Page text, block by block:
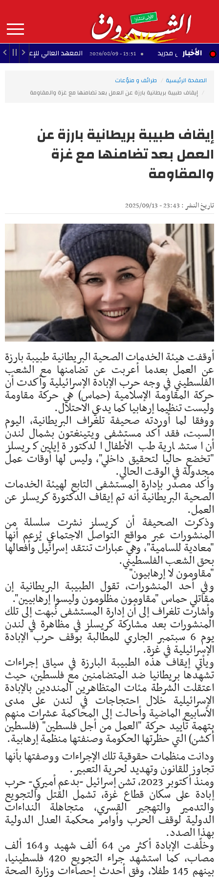
contenu
principal
MAIN
NAVIGATION الأخبار
مدريد 13:51 - 2026/08/09 المعهد العالي للإعلامية بأريانة
الصفحة الرئيسية
طرائف و منوّعات
إيقاف طبيبة بريطانية بارزة عن العمل بعد تضامنها مع غزة والمقاومة
إيقاف طبيبة بريطانية بارزة عن
العمل بعد تضامنها مع غزة
والمقاومة
تاريخ النشر : 23:43 - 2025/09/13
أوقفت هيئة الخدمات الصحية البريطانية طبيبة بارزة
عن العمل بعدما أعربت عن تضامنها مع الشعب
الفلسطيني في وجه حرب الإبادة الإسرائيلية وأكدت أن
حركة المقاومة الإسلامية (حماس) هي حركة مقاومة
وليست تنظيما إرهابيا كما يدعي الاحتلال.
ووفقا لما أوردته صحيفة تلغراف البريطانية، اليوم
السبت، فقد أكد مستشفى ويتينغتون بشمال لندن
أن استشارية طب الأطفال الدكتورة إيلين كريسلز
"تخضع حاليا لتحقيق داخلي"، وليس لها أوقات عمل
مجدولة في الوقت الحالي.
وأكد مصدر بإدارة المستشفى التابع لهيئة الخدمات
الصحية البريطانية أنه تم إيقاف الدكتورة كريسلز عن
العمل.
وذكرت الصحيفة أن كريسلز نشرت سلسلة من
المنشورات عبر مواقع التواصل الاجتماعي يُزعم أنها
"معادية للسامية"، وهي عبارات تنتقد إسرائيل وأفعالها
بحق الشعب الفلسطيني.
"مقاومون لا إرهابيون"
وفي أحد المنشورات، تقول الطبيبة البريطانية إن
مقاتلي حماس "مقاومون مظلومون وليسوا إرهابيين".
وأشارت تلغراف إلى أن إدارة المستشفى نُبهت إلى تلك
المنشورات بعد مشاركة كريسلز في مظاهرة في لندن
يوم 6 سبتمبر الجاري للمطالبة بوقف حرب الإبادة
الإسرائيلية في غزة.
ويأتي إيقاف هذه الطبيبة البارزة في سياق إجراءات
تشهدها بريطانيا ضد المتضامنين مع فلسطين، حيث
اعتقلت الشرطة مئات المتظاهرين المنددين بالإبادة
الإسرائيلية خلال احتجاجات في لندن على مدى
الأسابيع الماضية وأحالت إلى المحاكمة عشرات منهم
بتهمة تأييد حركة "العمل من أجل فلسطين" (فلسطين
أكشن) التي حظرتها الحكومة وصنفتها منظمة إرهابية.
ودانت منظمات حقوقية تلك الإجراءات ووصفتها بأنها
تجاوز للقانون وتهديد لحرية التعبير.
ومنذ أكتوبر 2023، تشن إسرائيل -بدعم أميركي- حرب
إبادة على سكان قطاع غزة، تشمل القتل والتجويع
والتدمير والتهجير القسري، متجاهلة النداءات
الدولية لوقف الحرب وأوامر محكمة العدل الدولية
بهذا الصدد.
وخلّفت الإبادة أكثر من 64 ألف شهيد و164 ألف
مصاب، كما استشهد جراء التجويع 420 فلسطينيا،
بينهم 145 طفلا، وفق أحدث إحصاءات وزارة الصحة